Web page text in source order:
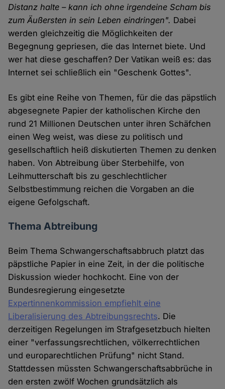
Distanz halte – kann ich ohne irgendeine Scham bis
zum Äußersten in sein Leben eindringen". Dabei
werden gleichzeitig die Möglichkeiten der
Begegnung gepriesen, die das Internet biete. Und
wer hat diese geschaffen? Der Vatikan weiß es: das
Internet sei schließlich ein "Geschenk Gottes".
Es gibt eine Reihe von Themen, für die das päpstlich
abgesegnete Papier der katholischen Kirche den
rund 21 Millionen Deutschen unter ihren Schäfchen
einen Weg weist, was diese zu politisch und
gesellschaftlich heiß diskutierten Themen zu denken
haben. Von Abtreibung über Sterbehilfe, von
Leihmutterschaft bis zu geschlechtlicher
Selbstbestimmung reichen die Vorgaben an die
eigene Gefolgschaft.
Thema Abtreibung
Beim Thema Schwangerschaftsabbruch platzt das
päpstliche Papier in eine Zeit, in der die politische
Diskussion wieder hochkocht. Eine von der
Bundesregierung eingesetzte
Expertinnenkommission empfiehlt eine
Liberalisierung des Abtreibungsrechts. Die
derzeitigen Regelungen im Strafgesetzbuch hielten
einer "verfassungsrechtlichen, völkerrechtlichen
und europarechtlichen Prüfung" nicht Stand.
Stattdessen müssten Schwangerschaftsabbrüche in
den ersten zwölf Wochen grundsätzlich als